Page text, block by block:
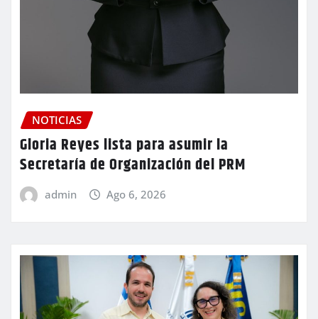
NOTICIAS
Gloria Reyes lista para asumir la
Secretaría de Organización del PRM
admin Ago 6, 2026